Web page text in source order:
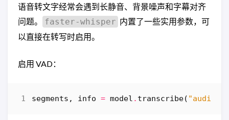
语音转文字经常会遇到长静音、背景噪声和字幕对齐
问题。
faster-whisper 内置了一些实用参数，可
以直接在转写时启用。
启用 VAD：
segments , info = model . transcribe(